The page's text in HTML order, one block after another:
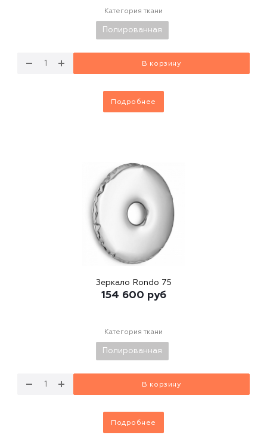
Категория ткани
Полированная
В корзину
Подробнее
Зеркало Rondo 75
154 600 руб
Категория ткани
Полированная
В корзину
Подробнее